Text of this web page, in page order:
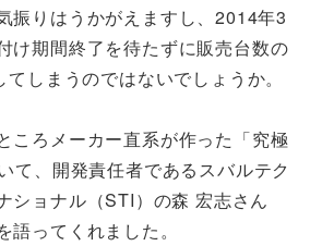
振りはうかがえますし、2014年3
け期間終了を待たずに販売台数の
しまうのではないでしょうか。
ころメーカー直系が作った「究極
て、開発責任者であるスバルテク
ショナル（STI）の森 宏志さん
語ってくれました。